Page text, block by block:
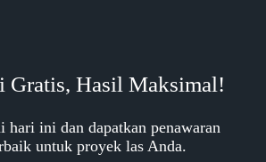
Gratis, Hasil Maksimal!
hari ini dan dapatkan penawaran
untuk proyek las Anda.